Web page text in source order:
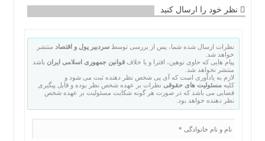
نظر خود را ارسال کنید
نظرات ارسال شده شما، پس از بررسی توسط سردبیر پول و اقتصاد منتشر
خواهد شد.
پیام هایی که حاوی توهین، افترا و یا خلاف قوانین جمهوری اسلامی ایران باشد
منتشر نخواهد شد.
لازم به یادآوری است که آی پی شخص نظر دهنده ثبت می شود و
کلیه مسئولیت های حقوقینظرات بر عهده شخص نظر بوده و قابل پیگیری
قضایی می باشد که در صورت هر گونه شکایت مسئولیت بر عهده شخص
نظر دهنده خواهد بود.